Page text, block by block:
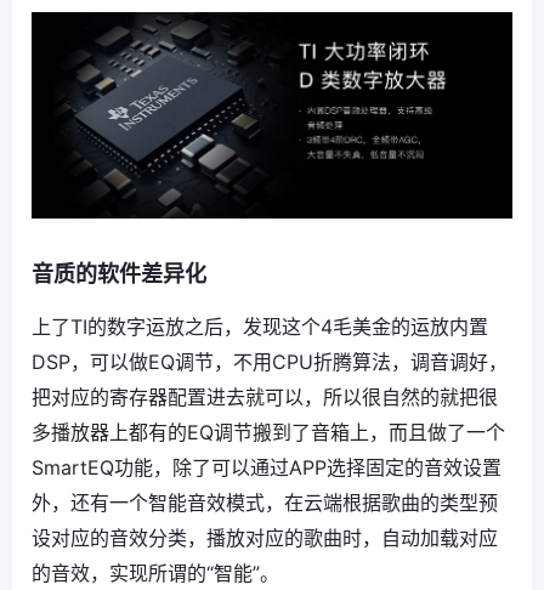
音质的软件差异化
上了TI的数字运放之后，发现这个4毛美金的运放内置
DSP，可以做EQ调节，不用CPU折腾算法，调音调好，
把对应的寄存器配置进去就可以，所以很自然的就把很
多播放器上都有的EQ调节搬到了音箱上，而且做了一个
SmartEQ功能，除了可以通过APP选择固定的音效设置
外，还有一个智能音效模式，在云端根据歌曲的类型预
设对应的音效分类，播放对应的歌曲时，自动加载对应
的音效，实现所谓的“智能”。